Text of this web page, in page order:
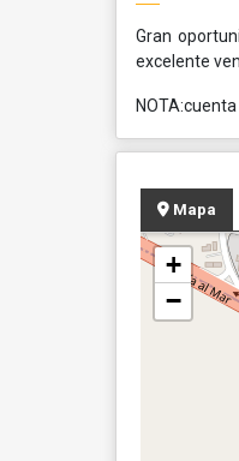
Gran
excelente
Mapa
+
−